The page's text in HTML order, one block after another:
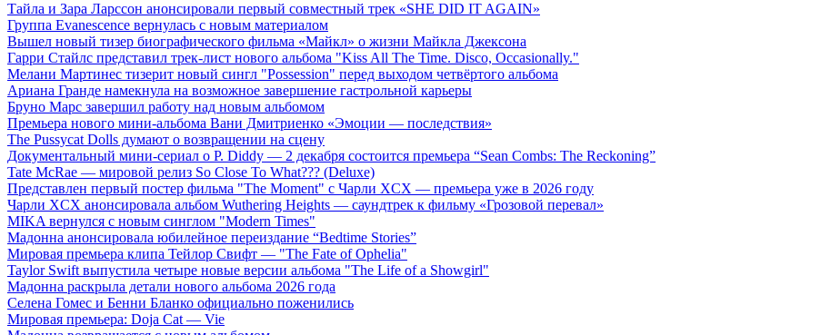
Тайла и Зара Ларссон анонсировали первый совместный трек «SHE DID IT AGAIN»
Группа Evanescence вернулась с новым материалом
Вышел новый тизер биографического фильма «Майкл» о жизни Майкла Джексона
Гарри Стайлс представил трек-лист нового альбома "Kiss All The Time. Disco, Occasionally."
Мелани Мартинес тизерит новый сингл "Possession" перед выходом четвёртого альбома
Ариана Гранде намекнула на возможное завершение гастрольной карьеры
Бруно Марс завершил работу над новым альбомом
Премьера нового мини-альбома Вани Дмитриенко «Эмоции — последствия»
The Pussycat Dolls думают о возвращении на сцену
Документальный мини-сериал о P. Diddy — 2 декабря состоится премьера “Sean Combs: The Reckoning”
Tate McRae — мировой релиз So Close To What??? (Deluxe)
Представлен первый постер фильма "The Moment" с Чарли XCX — премьера уже в 2026 году
Чарли XCX анонсировала альбом Wuthering Heights — саундтрек к фильму «Грозовой перевал»
MIKA вернулся с новым синглом "Modern Times"
Мадонна анонсировала юбилейное переиздание “Bedtime Stories”
Мировая премьера клипа Тейлор Свифт — "The Fate of Ophelia"
Taylor Swift выпустила четыре новые версии альбома "The Life of a Showgirl"
Мадонна раскрыла детали нового альбома 2026 года
Селена Гомес и Бенни Бланко официально поженились
Мировая премьера: Doja Cat — Vie